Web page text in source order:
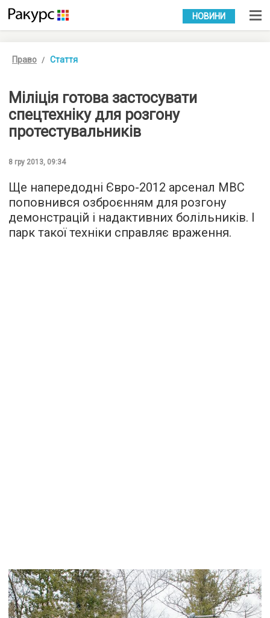
УКР РУС
НОВИНИ
Право Стаття
Міліція готова застосувати
спецтехніку для розгону
протестувальників
8 гру 2013, 09:34
Ще напередодні Євро-2012 арсенал МВС
поповнився озброєнням для розгону
демонстрацій і надактивних болільників. І
парк такої техніки справляє враження.